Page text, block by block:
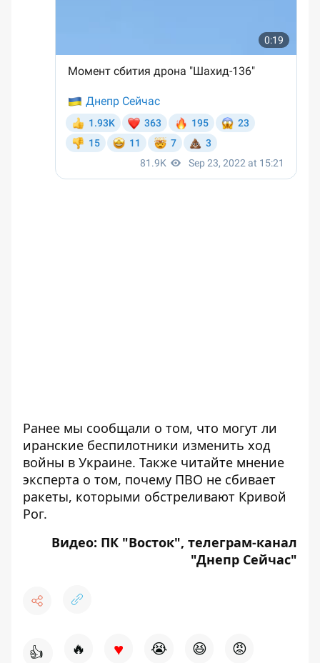
Ранее мы сообщали о том, что могут ли
иранские беспилотники изменить ход
войны в Украине. Также читайте мнение
эксперта о том, почему ПВО не сбивает
ракеты, которыми обстреливают Кривой
Рог.
Видео: ПК "Восток", телеграм-канал
"Днепр Сейчас"
👍 🔥 ♥ 😭 😆 😡